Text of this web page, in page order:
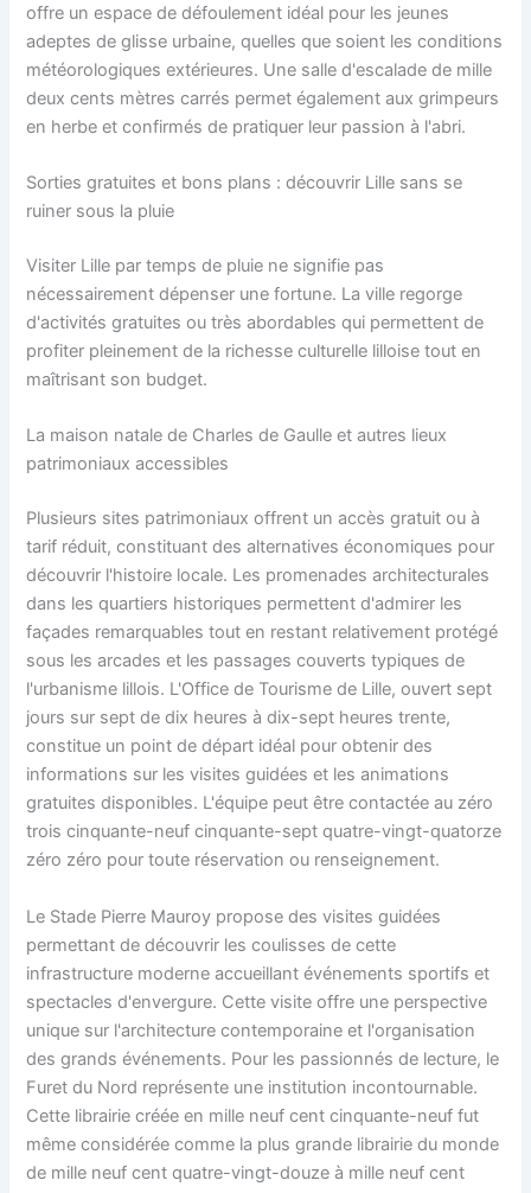
offre un espace de défoulement idéal pour les jeunes
adeptes de glisse urbaine, quelles que soient les conditions
météorologiques extérieures. Une salle d'escalade de mille
deux cents mètres carrés permet également aux grimpeurs
en herbe et confirmés de pratiquer leur passion à l'abri.
Sorties gratuites et bons plans : découvrir Lille sans se
ruiner sous la pluie
Visiter Lille par temps de pluie ne signifie pas
nécessairement dépenser une fortune. La ville regorge
d'activités gratuites ou très abordables qui permettent de
profiter pleinement de la richesse culturelle lilloise tout en
maîtrisant son budget.
La maison natale de Charles de Gaulle et autres lieux
patrimoniaux accessibles
Plusieurs sites patrimoniaux offrent un accès gratuit ou à
tarif réduit, constituant des alternatives économiques pour
découvrir l'histoire locale. Les promenades architecturales
dans les quartiers historiques permettent d'admirer les
façades remarquables tout en restant relativement protégé
sous les arcades et les passages couverts typiques de
l'urbanisme lillois. L'Office de Tourisme de Lille, ouvert sept
jours sur sept de dix heures à dix-sept heures trente,
constitue un point de départ idéal pour obtenir des
informations sur les visites guidées et les animations
gratuites disponibles. L'équipe peut être contactée au zéro
trois cinquante-neuf cinquante-sept quatre-vingt-quatorze
zéro zéro pour toute réservation ou renseignement.
Le Stade Pierre Mauroy propose des visites guidées
permettant de découvrir les coulisses de cette
infrastructure moderne accueillant événements sportifs et
spectacles d'envergure. Cette visite offre une perspective
unique sur l'architecture contemporaine et l'organisation
des grands événements. Pour les passionnés de lecture, le
Furet du Nord représente une institution incontournable.
Cette librairie créée en mille neuf cent cinquante-neuf fut
même considérée comme la plus grande librairie du monde
de mille neuf cent quatre-vingt-douze à mille neuf cent